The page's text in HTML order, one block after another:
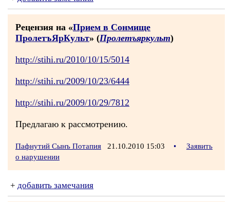
Рецензия на «Прием в Сонмище
ПролетъЯрКульт» (Пролетъяркульт)
http://stihi.ru/2010/10/15/5014
http://stihi.ru/2009/10/23/6444
http://stihi.ru/2009/10/29/7812
Предлагаю к рассмотрению.
Пафнутий Сынъ Потапия 21.10.2010 15:03 •
Заявить
о нарушении
+ добавить замечания